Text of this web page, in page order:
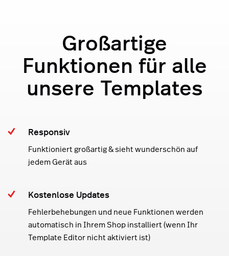
Großartige
Funktionen für alle
unsere Templates
Responsiv
Funktioniert großartig & sieht wunderschön auf
jedem Gerät aus
Kostenlose Updates
Fehlerbehebungen und neue Funktionen werden
automatisch in Ihrem Shop installiert (wenn Ihr
Template Editor nicht aktiviert ist)